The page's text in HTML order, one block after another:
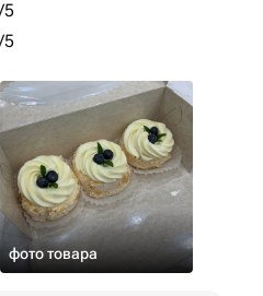
/5
/5
фото товара